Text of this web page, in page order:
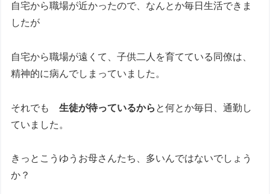
自宅から職場が近かったので、なんとか毎日生活できま
したが
自宅から職場が遠くて、子供二人を育てている同僚は、
精神的に病んでしまっていました。
それでも生徒が待っているから と何とか毎日、通勤し
ていました。
きっとこうゆうお母さんたち、多いんではないでしょう
か？